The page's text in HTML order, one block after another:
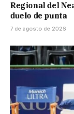
Regional del
duelo de punta
7 de agosto de 2026